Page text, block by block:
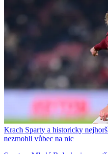
Krach Sparty a historicky
nezmohli vůbec na nic